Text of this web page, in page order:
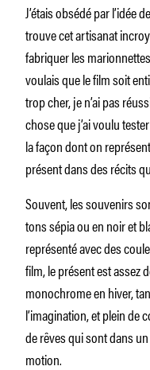
J’étais obsédé par l’idée
trouve cet artisanat
fabriquer les
voulais que le film soit
trop cher, je n’ai pas
chose que j’ai voulu
la façon dont on
présent dans des récits
Souvent, les souvenirs
tons sépia ou en noir et
représenté avec des
film, le présent est assez
monochrome en hiver,
l’imagination, et plein de
de rêves qui sont dans
motion.